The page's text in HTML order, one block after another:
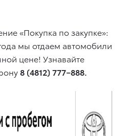
«Покупка по закупке»:
мы отдаем автомобили
цене! Узнавайте
8 (4812) 777−888.